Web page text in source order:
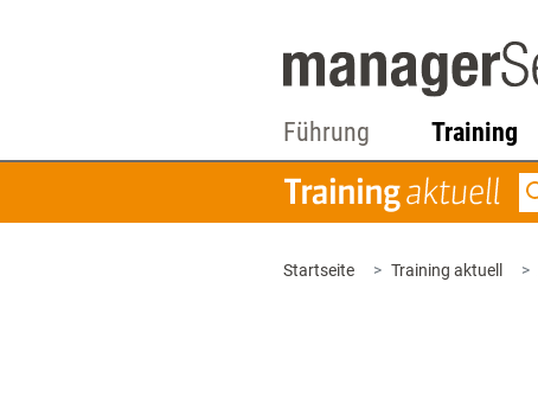
Führung Training
Startseite Training aktuell